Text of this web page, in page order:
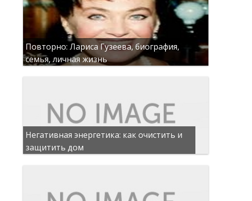
Повторно: Лариса Гузеева, биография,
семья, личная жизнь
Негативная энергетика: как очистить и
защитить дом